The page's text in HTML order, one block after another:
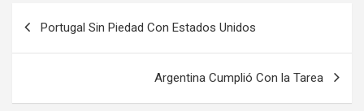
Portugal Sin Piedad Con Estados Unidos
Argentina Cumplió Con la Tarea